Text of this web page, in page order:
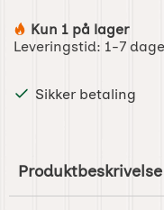
Produkttilgjengelighet:
Kun 1 på lager
Leveringstid: 1-7
Sikker betaling
Produktbeskrivelse